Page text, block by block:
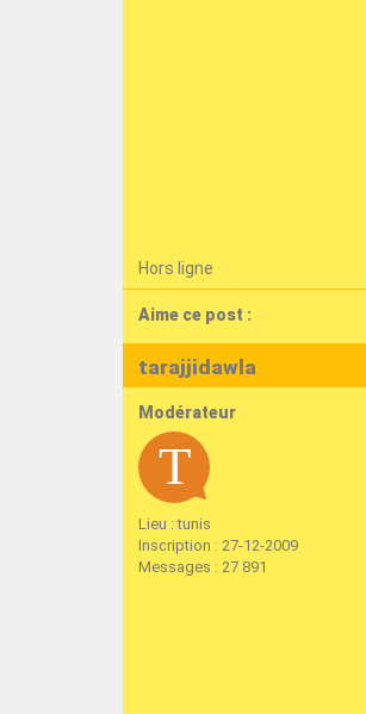
Hors ligne
Aime ce post :
tarajjidawla
Modérateur
Lieu : tunis
Inscription : 27-12-2009
Messages : 27 891